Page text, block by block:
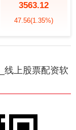
3563.12
47.56(1.35%)
线上股票配资软